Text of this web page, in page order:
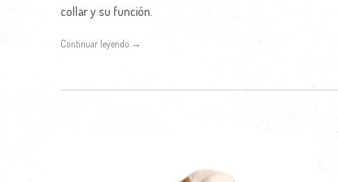
collar y su función.
Continuar leyendo →